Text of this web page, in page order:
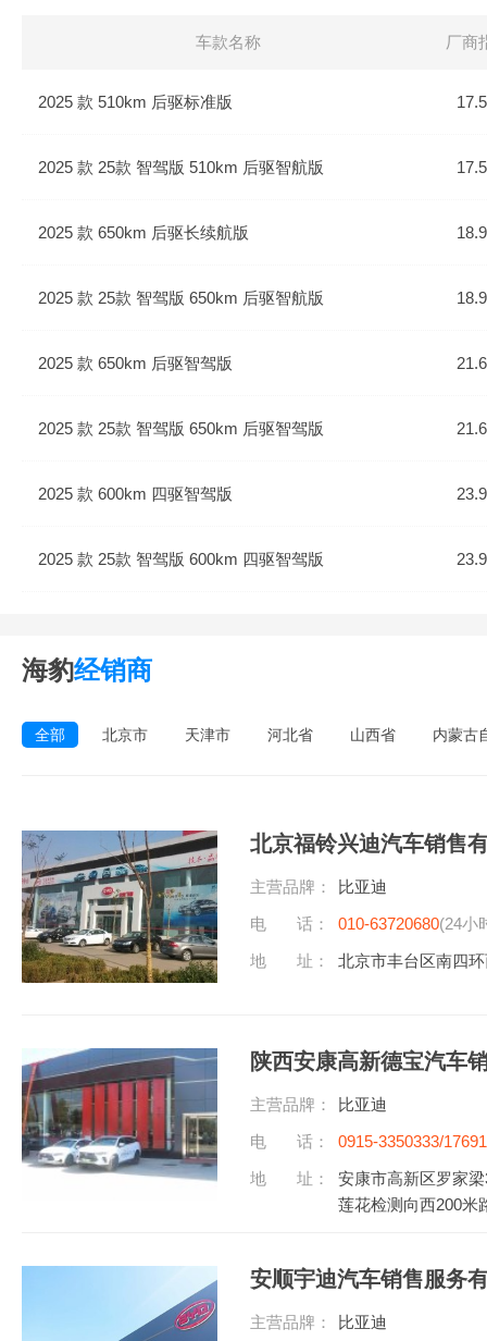
车款名称 厂商
2025 款 510km 后驱标准版
2025 款 25款 智驾版 510km 后驱智航版
2025 款 650km 后驱长续航版
2025 款 25款 智驾版 650km 后驱智航版
2025 款 650km 后驱智驾版
2025 款 25款 智驾版 650km 后驱智驾版
2025 款 600km 四驱智驾版
2025 款 25款 智驾版 600km 四驱智驾版
海豹经销商
全部 北京市 天津市 河北省 山西省 内蒙古
北京福铃兴迪汽车销售
主营品牌：
比亚迪
电 话：
010-63720680(24小
地 址：
北京市丰台区南四
陕西安康高新德宝汽车
主营品牌：
比亚迪
电 话：
0915-3350333/
听)
地 址：
安康市高新区罗家
莲花检测向西200米
安顺宇迪汽车销售服务
主营品牌： 比亚迪